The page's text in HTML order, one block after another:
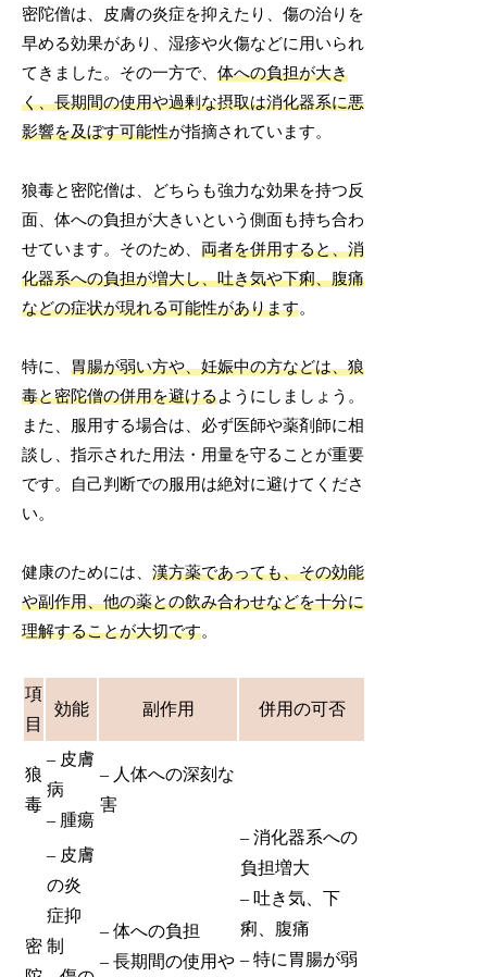
密陀僧は、皮膚の炎症を抑えたり、傷の治りを
早める効果があり、湿疹や火傷などに用いられ
てきました。その一方で、体への負担が大き
く、長期間の使用や過剰な摂取は消化器系に悪
影響を及ぼす可能性が指摘されています。
狼毒と密陀僧は、どちらも強力な効果を持つ反
面、体への負担が大きいという側面も持ち合わ
せています。そのため、両者を併用すると、消
化器系への負担が増大し、吐き気や下痢、腹痛
などの症状が現れる可能性があります。
特に、胃腸が弱い方や、妊娠中の方などは、狼
毒と密陀僧の併用を避けるようにしましょう。
また、服用する場合は、必ず医師や薬剤師に相
談し、指示された用法・用量を守ることが重要
です。自己判断での服用は絶対に避けてくださ
い。
健康のためには、漢方薬であっても、その効能
や副作用、他の薬との飲み合わせなどを十分に
理解することが大切です。
項
目
効能 副作用 併用の可否
狼
毒
– 皮膚
病
– 腫瘍
– 人体への深刻な
害
– 消化器系への
負担増大
– 吐き気、下
痢、腹痛
– 特に胃腸が弱
密
– 皮膚
の炎
症抑
制
– 体への負担
– 長期間の使用や